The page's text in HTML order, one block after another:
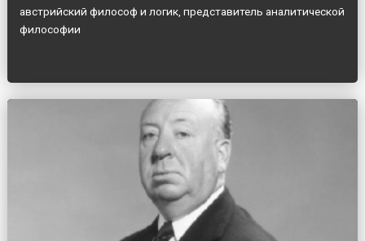
австрийский философ и логик, представитель аналитической
философии